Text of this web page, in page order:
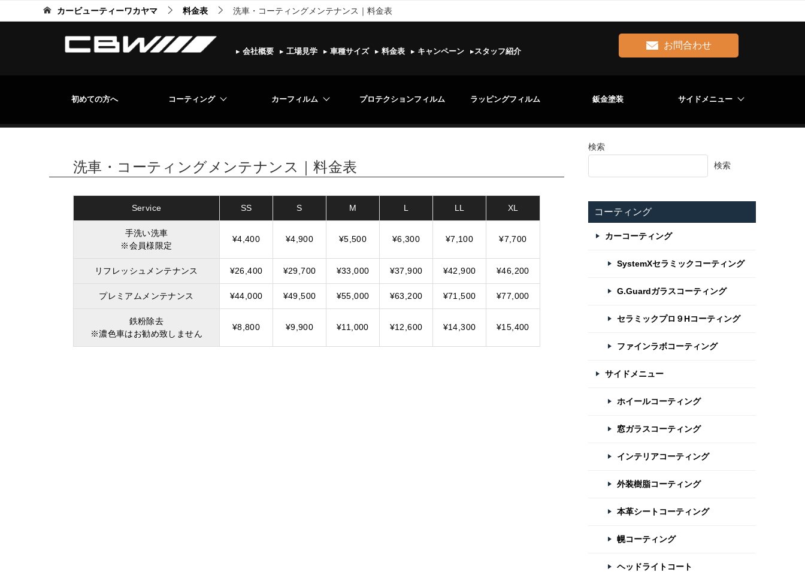
カービューティーワカヤマ 料金表 洗車・コーティングメンテナンス｜料金表
▸ 会社概要 ▸ 工場見学 ▸ 車種サイズ ▸ 料金表 ▸ キャンペーン ▸スタッフ紹介
お問合わせ
初めての方へ コーティング カーフィルム プロテクションフィルム ラッピングフィルム 鈑金塗装 サイドメニュー
洗車・コーティングメンテナンス｜料金表
Service SS S M L LL XL
手洗い洗車
※会員様限定
¥4,400 ¥4,900 ¥5,500 ¥6,300 ¥7,100 ¥7,700
リフレッシュメンテナンス ¥26,400 ¥29,700 ¥33,000 ¥37,900 ¥42,900 ¥46,200
プレミアムメンテナンス ¥44,000 ¥49,500 ¥55,000 ¥63,200 ¥71,500 ¥77,000
鉄粉除去
※濃色車はお勧め致しません
¥8,800 ¥9,900 ¥11,000 ¥12,600 ¥14,300 ¥15,400
検索
検索
コーティング
カーコーティング
SystemXセラミックコーティング
G.Guardガラスコーティング
セラミックプロ９Hコーティング
ファインラボコーティング
サイドメニュー
ホイールコーティング
窓ガラスコーティング
インテリアコーティング
外装樹脂コーティング
本革シートコーティング
幌コーティング
ヘッドライトコート